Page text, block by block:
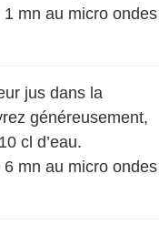
mn au micro ondes
jus dans la
généreusement,
cl d’eau.
mn au micro ondes